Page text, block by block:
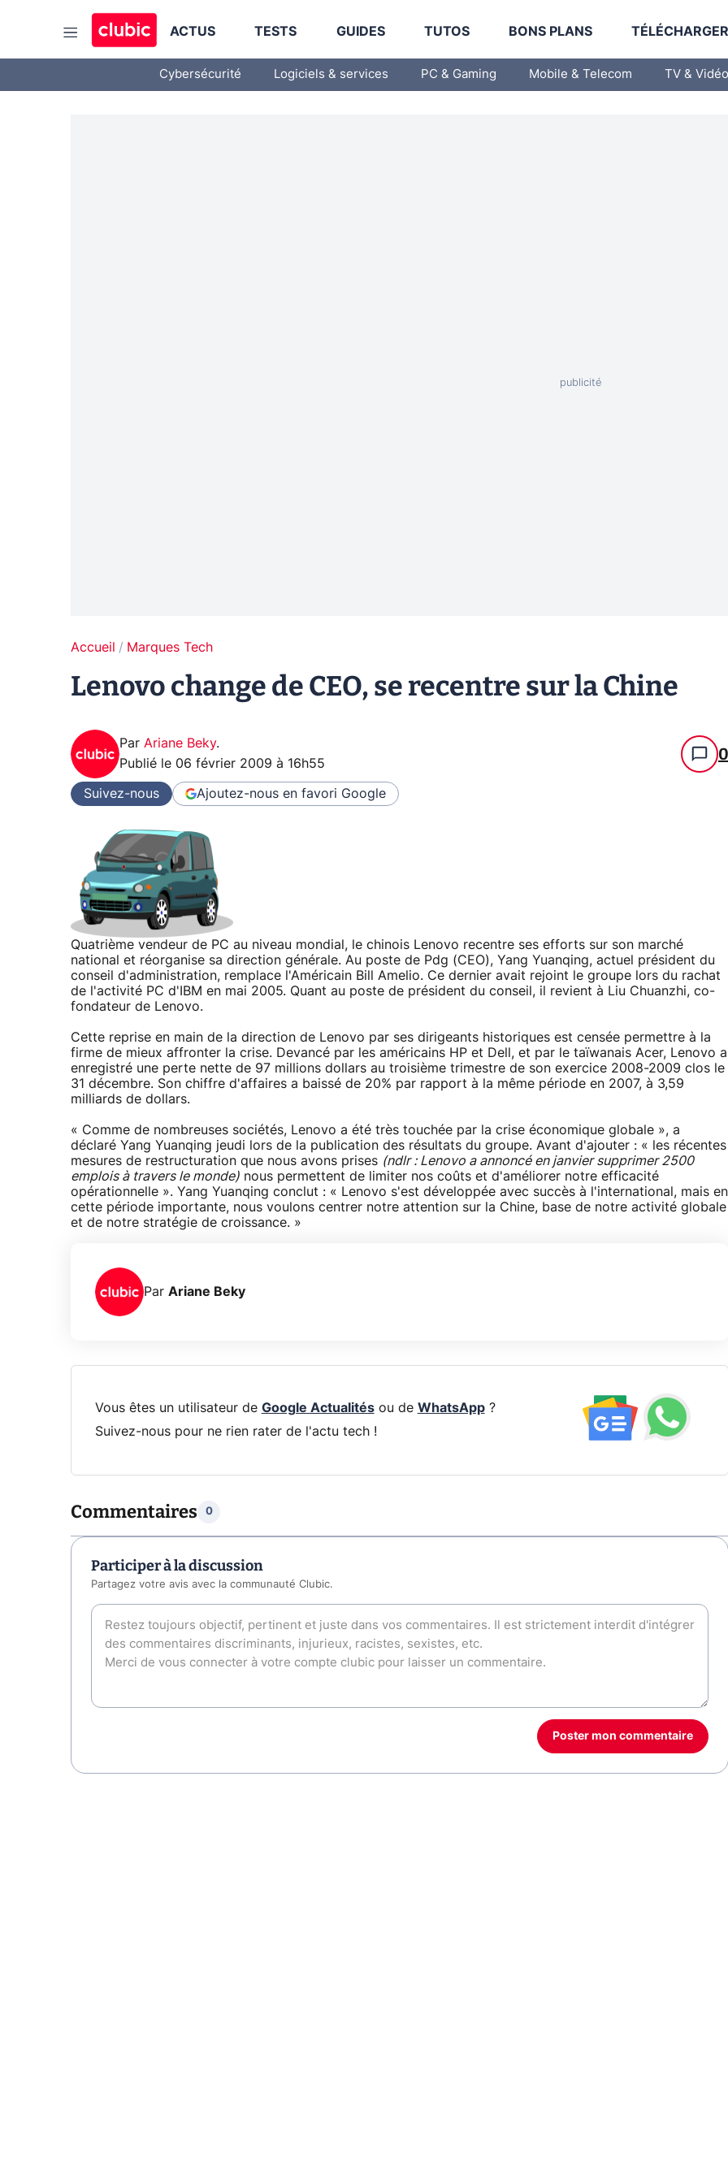
ACTUS TESTS GUIDES TUTOS BONS PLANS
Cybersécurité Logiciels & services PC & Gaming Mobile & Telecom TV & Vidéo
Accueil Marques Tech
Lenovo change de CEO, se recentre sur la Chine
Par Ariane Beky.
Publié le 06 février 2009 à 16h55 0
Suivez-nous Ajoutez-nous en favori Google
Quatrième vendeur de PC au niveau mondial, le chinois Lenovo recentre ses efforts sur son marché
national et réorganise sa direction générale. Au poste de Pdg (CEO), Yang Yuanqing, actuel président du
conseil d'administration, remplace l'Américain Bill Amelio. Ce dernier avait rejoint le groupe lors du rachat
de l'activité PC d'IBM en mai 2005. Quant au poste de président du conseil, il revient à Liu Chuanzhi, co-
fondateur de Lenovo.
Cette reprise en main de la direction de Lenovo par ses dirigeants historiques est censée permettre à la
firme de mieux affronter la crise. Devancé par les américains HP et Dell, et par le taïwanais Acer, Lenovo a
enregistré une perte nette de 97 millions dollars au troisième trimestre de son exercice 2008-2009 clos le
31 décembre. Son chiffre d'affaires a baissé de 20% par rapport à la même période en 2007, à 3,59
milliards de dollars.
« Comme de nombreuses sociétés, Lenovo a été très touchée par la crise économique globale », a
déclaré Yang Yuanqing jeudi lors de la publication des résultats du groupe. Avant d'ajouter : « les récentes
mesures de restructuration que nous avons prises (ndlr : Lenovo a annoncé en janvier supprimer 2500
emplois à travers le monde) nous permettent de limiter nos coûts et d'améliorer notre efficacité
opérationnelle ». Yang Yuanqing conclut : « Lenovo s'est développée avec succès à l'international, mais en
cette période importante, nous voulons centrer notre attention sur la Chine, base de notre activité globale
et de notre stratégie de croissance. »
Par Ariane Beky
Vous êtes un utilisateur de Google Actualitésou de WhatsApp?
Suivez-nous pour ne rien rater de l'actu tech !
Commentaires 0
Participer à la discussion
Partagez votre avis avec la communauté Clubic.
Poster mon commentaire